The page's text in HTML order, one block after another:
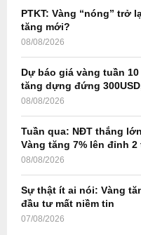
PTKT: Vàng “nóng” trở
tăng mới?
08/08/2026
Dự báo giá vàng tuần 10
tăng dựng đứng
08/08/2026
Tuần qua: NĐT thắng
Vàng tăng 7% lên đỉnh
08/08/2026
Sự thật ít ai nói: Vàng
đầu tư mất niềm tin
07/08/2026